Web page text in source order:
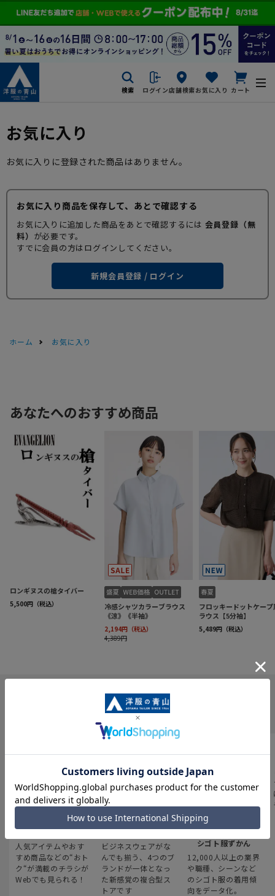
検索 ログイン店舗検索お気に入り カート
お気に入り
お気に入りに登録された商品はありません。
お気に入り商品を保存して、あとで確認する
お気に入りに追加した商品をあとで確認するには 会員登録（無
料） が必要です。
すでに会員の方はログインしてください。
新規会員登録 / ログイン
ホーム お気に入り
INFORMATION
最新のお買い得情報
人気アイテムやおす
すめ商品などの“おト
ク“が満載のチラシが
Webでも見られる！
スーツスクエア
ビジネスウェアがな
んでも揃う、4つのブ
ランドが一体となっ
た新感覚の複合型ス
トアです
みんなの
シゴト服ずかん
12,000人以上の業界
や職種、シーンなど
のシゴト服の着用傾
向をデータ化。